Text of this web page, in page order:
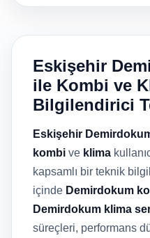
Eskişehir
ile Kombi ve
Bilgilendirici
Eskişehir
kombi ve klima
kapsamlı bir teknik
içinde Demirdokum
Demirdokum klima
süreçleri, performans